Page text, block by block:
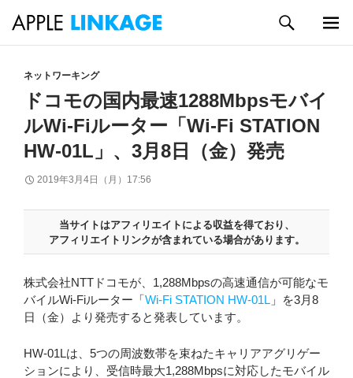
索
ネットワーキング
ドコモの国内最速1288Mbpsモバイ
ルWi-Fiルーター「Wi-Fi STATION
HW-01L」、3月8日（金）発売
2019年3月4日（月）17:56
当サイトはアフィリエイトによる収益を得ており、
アフィリエイトリンクが含まれている場合があります。
株式会社NTTドコモが、1,288Mbpsの高速通信が可能なモ
バイルWi-Fiルーター「Wi-Fi STATION HW-01L 」を3月8
日（金）より発売すると発表しています。
HW-01Lは、5つの周波数帯を束ねたキャリアアグリゲー
ションにより、受信時最大1,288Mbpsに対応したモバイル